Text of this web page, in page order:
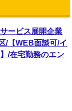
ービス展開企業
/【WEB面談可/イ
/在宅勤務のエン